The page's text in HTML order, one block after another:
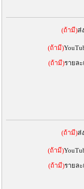
(ถ้ามี)ส่
(ถ้ามี)
(ถ้ามี)รายละ
(ถ้ามี)ส่
(ถ้ามี)
(ถ้ามี)รายละ